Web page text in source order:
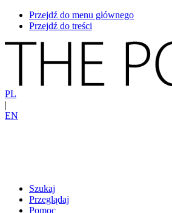
Przejdź do menu głównego
Przejdź do treści
PL
|
EN
Szukaj
Przeglądaj
Pomoc